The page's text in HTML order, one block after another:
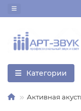
Категории
Активная